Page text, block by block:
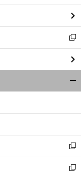
ウ
で
開
く
新
し
い
ウ
ィ
ン
ウ
開
く
新
し
い
新